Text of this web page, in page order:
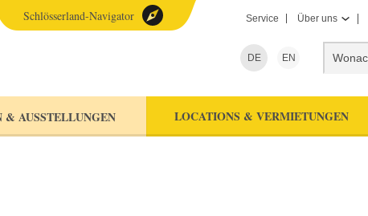
Service Über uns
DE EN
& AUSSTELLUNGEN LOCATIONS & VERMIETUNGEN
Schlösserland-Navigator